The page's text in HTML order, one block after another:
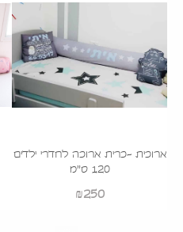
ארוכית -כרית ארוכה לחדרי ילדים
120 ס"מ
₪250